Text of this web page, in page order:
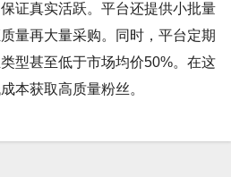
证真实活跃。平台还提供小批量
量再大量采购。同时，平台定期
型甚至低于市场均价50%。在这
本获取高质量粉丝。